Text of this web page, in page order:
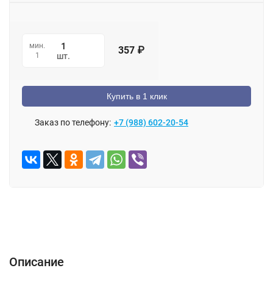
мин.
1
шт. 357 ₽
Купить в 1 клик
Заказ по телефону: +7 (988) 602-20-54
Описание